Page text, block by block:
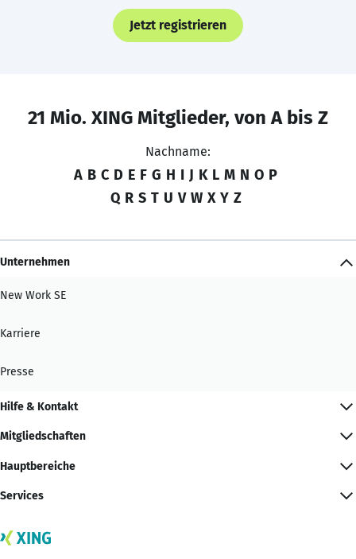
Jetzt registrieren
21 Mio. XING Mitglieder, von A bis Z
Nachname:
A B C D E F G H I J K L M N O P
Q R S T U V W X Y Z
Unternehmen
New Work SE
Karriere
Presse
Hilfe & Kontakt
Mitgliedschaften
Hauptbereiche
Services